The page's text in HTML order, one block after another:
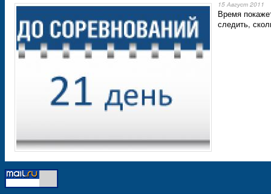
15 Август 2011
Время
следить,